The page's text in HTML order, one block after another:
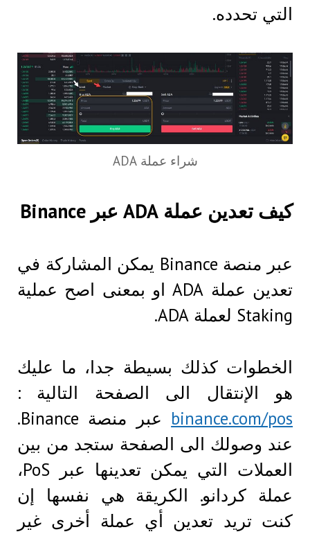
التي تحدده.
شراء عملة ADA
كيف تعدين عملة ADA عبر Binance
عبر منصة Binance يمكن المشاركة في
تعدين عملة ADA او بمعنى اصح عملية
Staking لعملة ADA.
الخطوات كذلك بسيطة جدا، ما عليك
هو الإنتقال الى الصفحة التالية :
binance.com/pos
عبر منصة Binance.
عند وصولك الى الصفحة ستجد من بين
العملات التي يمكن تعدينها عبر PoS،
عملة كردانو. الكريقة هي نفسها إن
كنت تريد تعدين أي عملة أخرى غير